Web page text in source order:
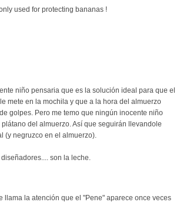
used for protecting bananas !
niño pensaria que es la solución ideal para que el
mete en la mochila y que a la hora del almuerzo
golpes. Pero me temo que ningún inocente niño
del almuerzo. Así que seguirán llevandole
(y negruzco en el almuerzo).
son la leche.
llama la atención que el "Pene" aparece once veces